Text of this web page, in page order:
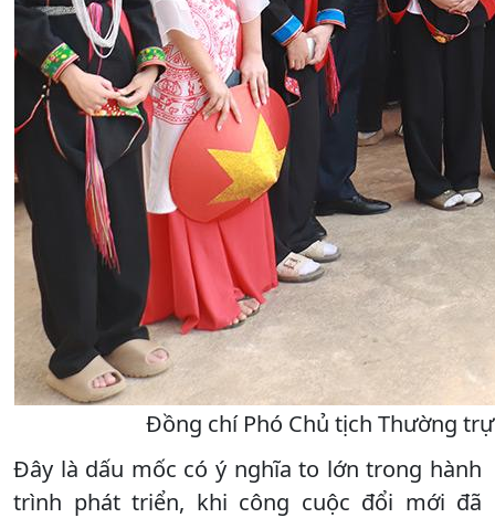
Đồng chí Phó Chủ tịch Thường
Đây là dấu mốc có ý nghĩa to lớn trong hành
trình phát triển, khi công cuộc đổi mới đã